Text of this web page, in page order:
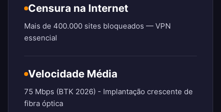
Censura na Internet
Mais de 400.000 sites bloqueados — VPN
essencial
Velocidade Média
75 Mbps (BTK 2026) - Implantação crescente de
fibra óptica